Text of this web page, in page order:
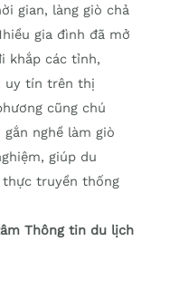
gian, làng giò chả
gia đình đã mở
khắp các tỉnh,
uy tín trên thị
cũng chú
nghề làm giò
giúp du
thực truyền thống
Thông tin du lịch